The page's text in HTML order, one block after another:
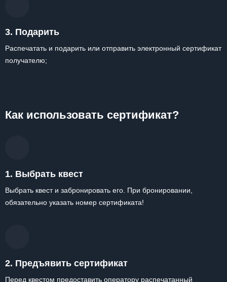
3. Подарить
Распечатать и подарить или отправить электронный сертификат
получателю;
Как использовать сертификат?
1. Выбрать квест
Выбрать квест и забронировать его. При бронировании,
обязательно указать номер сертификата!
2. Предъявить сертификат
Перед квестом предоставить оператору распечатанный